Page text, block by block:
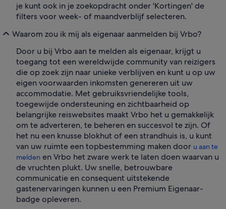
je kunt ook in je zoekopdracht onder 'Kortingen' de
filters voor week- of maandverblijf selecteren.
Waarom zou ik mij als eigenaar aanmelden bij Vrbo?
Door u bij Vrbo aan te melden als eigenaar, krijgt u
toegang tot een wereldwijde community van reizigers
die op zoek zijn naar unieke verblijven en kunt u op uw
eigen voorwaarden inkomsten genereren uit uw
accommodatie. Met gebruiksvriendelijke tools,
toegewijde ondersteuning en zichtbaarheid op
belangrijke reiswebsites maakt Vrbo het u gemakkelijk
om te adverteren, te beheren en succesvol te zijn. Of
het nu een knusse blokhut of een strandhuis is, u kunt
van uw ruimte een topbestemming maken door u aan te
melden en Vrbo het zware werk te laten doen waarvan u
de vruchten plukt. Uw snelle, betrouwbare
communicatie en consequent uitstekende
gastenervaringen kunnen u een Premium Eigenaar-
badge opleveren.